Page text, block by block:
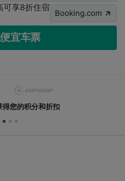
可享8折住宿
Booking.com
宜车票
的积分和折扣